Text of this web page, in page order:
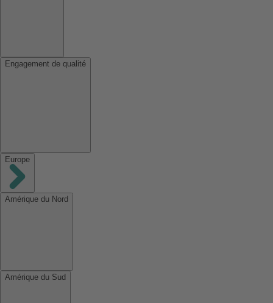
Engagement de qualité
Europe
Amérique du Nord
Amérique du Sud